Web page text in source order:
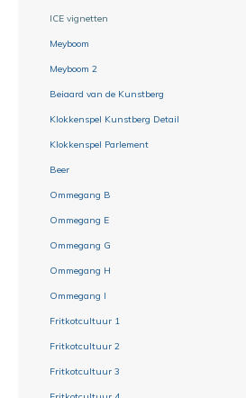
ICE vignetten
Meyboom
Meyboom 2
Beiaard van de Kunstberg
Klokkenspel Kunstberg Detail
Klokkenspel Parlement
Beer
Ommegang B
Ommegang E
Ommegang G
Ommegang H
Ommegang I
Fritkotcultuur 1
Fritkotcultuur 2
Fritkotcultuur 3